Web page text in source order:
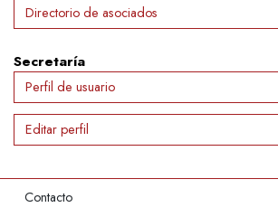
Directorio de asociados
Secretaría
Perfil de usuario
Editar perfil
Contacto